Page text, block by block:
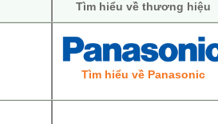
Tìm hiểu về thương hiệu
Tìm hiểu về Panasonic